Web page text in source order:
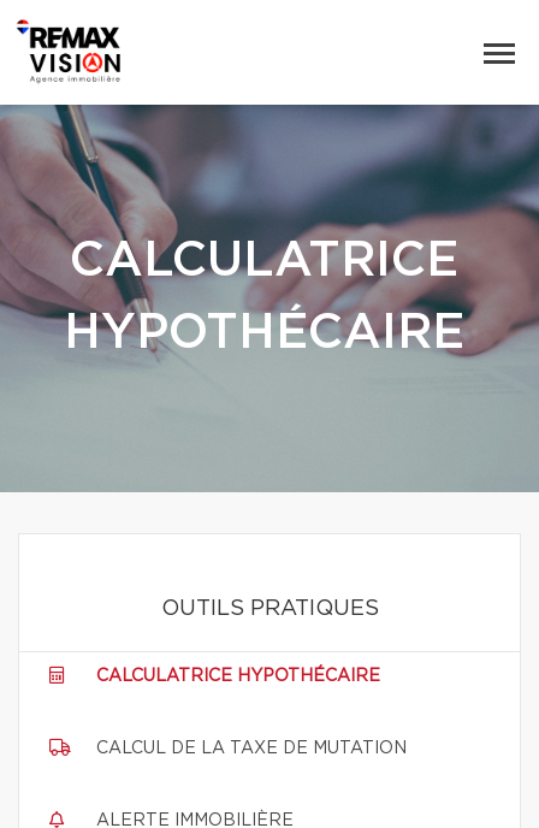
CALCULATRICE
HYPOTHÉCAIRE
OUTILS PRATIQUES
CALCULATRICE HYPOTHÉCAIRE
CALCUL DE LA TAXE DE MUTATION
ALERTE IMMOBILIÈRE